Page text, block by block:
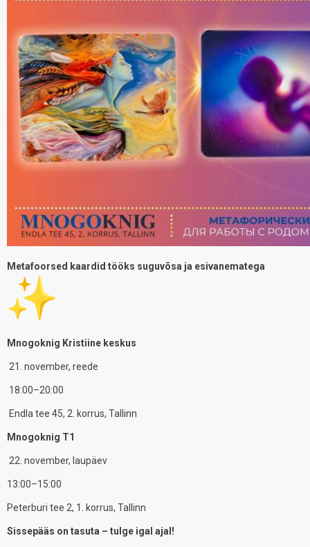
Metafoorsed kaardid tööks suguvõsa ja esivanematega
Mnogoknig Kristiine keskus
21. november, reede
18:00–20:00
Endla tee 45, 2. korrus, Tallinn
Mnogoknig T1
22. november, laupäev
13:00–15:00
Peterburi tee 2, 1. korrus, Tallinn
Sissepääs on tasuta – tulge igal ajal!